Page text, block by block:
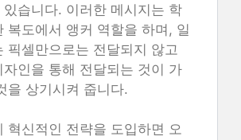
있습니다. 이러한 메시지는 학
복도에서 앵커 역할을 하며, 일
픽셀만으로는 전달되지 않고
자인을 통해 전달되는 것이 가
을 상기시켜 줍니다.
혁신적인 전략을 도입하면 오